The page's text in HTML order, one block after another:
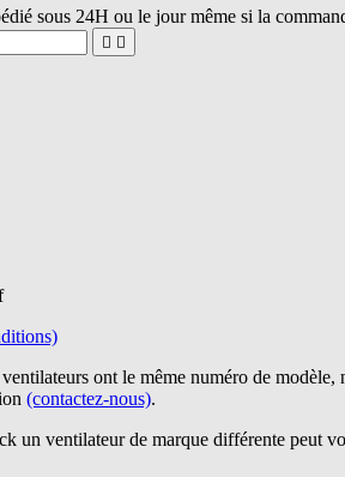
sous 24H ou le jour même si la
 
ont le même numéro de
(contactez-nous).
un ventilateur de marque différente peut